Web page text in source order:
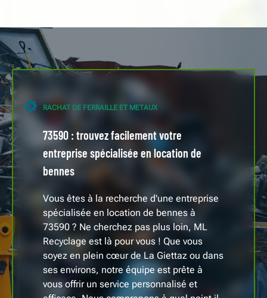
RACHAT DE FERRAILLE ET METAUX
73590 : trouvez facilement votre
entreprise spécialisée en location de
bennes
Vous êtes à la recherche d'une entreprise
spécialisée en location de bennes à
73590 ? Ne cherchez pas plus loin, ML
Recyclage est là pour vous ! Que vous
soyez en plein cœur de La Giettaz ou dans
ses environs, notre équipe est prête à
vous offrir un service personnalisé et